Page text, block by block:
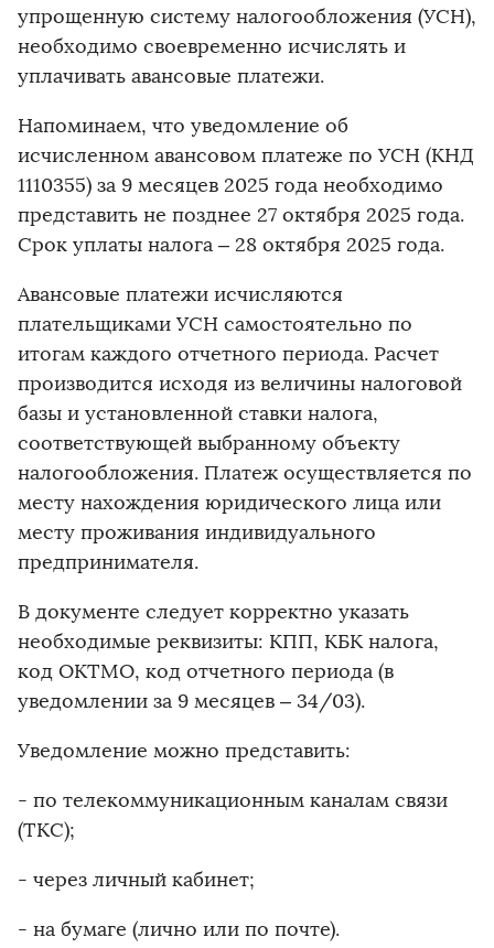
упрощенную систему налогообложения (УСН),
необходимо своевременно исчислять и
уплачивать авансовые платежи.
Напоминаем, что уведомление об
исчисленном авансовом платеже по УСН (КНД
1110355) за 9 месяцев 2025 года необходимо
представить не позднее 27 октября 2025 года.
Срок уплаты налога – 28 октября 2025 года.
Авансовые платежи исчисляются
плательщиками УСН самостоятельно по
итогам каждого отчетного периода. Расчет
производится исходя из величины налоговой
базы и установленной ставки налога,
соответствующей выбранному объекту
налогообложения. Платеж осуществляется по
месту нахождения юридического лица или
месту проживания индивидуального
предпринимателя.
В документе следует корректно указать
необходимые реквизиты: КПП, КБК налога,
код ОКТМО, код отчетного периода (в
уведомлении за 9 месяцев – 34/03).
Уведомление можно представить:
- по телекоммуникационным каналам связи
(ТКС);
- через личный кабинет;
- на бумаге (лично или по почте).